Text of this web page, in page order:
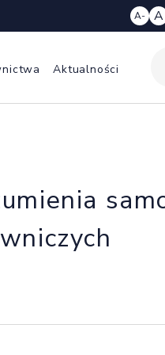
A- A
Aktualności